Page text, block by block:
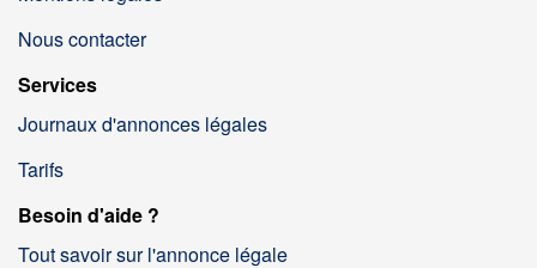
Nous contacter
Services
Journaux d'annonces légales
Tarifs
Besoin d'aide ?
Tout savoir sur l'annonce légale